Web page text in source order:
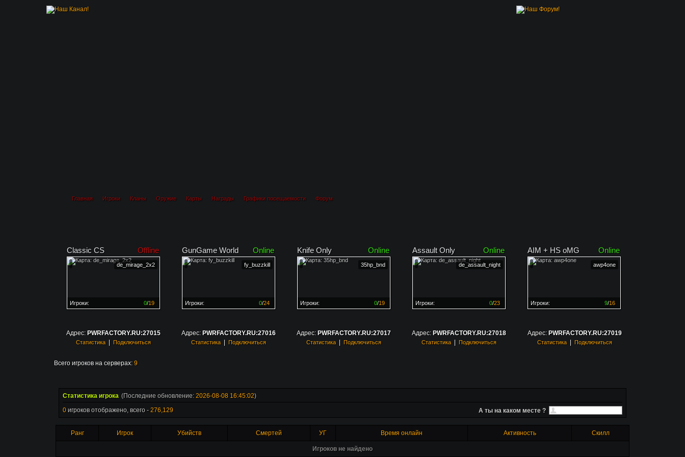
Главная Игроки Кланы Оружие Карты Награды Графики посещаемости Форум
Classic CS Offline
de_mirage_2x2
0/19
Игроки:
GunGame World Online
fy_buzzkill
0/24
Игроки:
Knife Only Online
35hp_bnd
0/19
Игроки:
Assault Only Online
de_assault_night
0/23
Игроки:
AIM + HS oMG Online
awp4one
9/16
Игроки:
Адрес: PWRFACTORY.RU:27015
Статистика| Подключиться
Адрес: PWRFACTORY.RU:27016
Статистика| Подключиться
Адрес: PWRFACTORY.RU:27017
Статистика| Подключиться
Адрес: PWRFACTORY.RU:27018
Статистика| Подключиться
Адрес: PWRFACTORY.RU:27019
Статистика| Подключиться
Всего игроков на серверах: 9
А ты на каком месте ?
Статистика игрока (Последние обновление: 2026-08-08 16:45:02)
0 игроков отображено, всего - 276,129
Ранг Игрок Убийств Смертей УГ Время онлайн Активность Скилл
Игроков не найдено